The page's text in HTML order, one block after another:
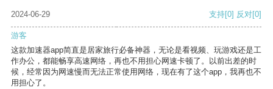
2024-06-29 支持[0] 反对[0]
游客
这款加速器app简直是居家旅行必备神器，无论是看视频、玩游戏还是工
作办公，都能畅享高速网络，再也不用担心网速卡顿了。以前出差的时
候，经常因为网速慢而无法正常使用网络，现在有了这个app，我再也不
用担心了。